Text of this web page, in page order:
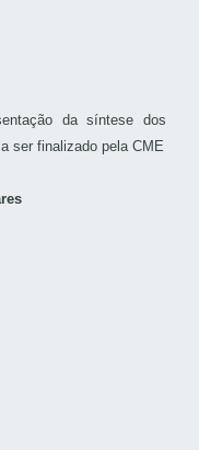
da síntese dos
ser finalizado pela CME